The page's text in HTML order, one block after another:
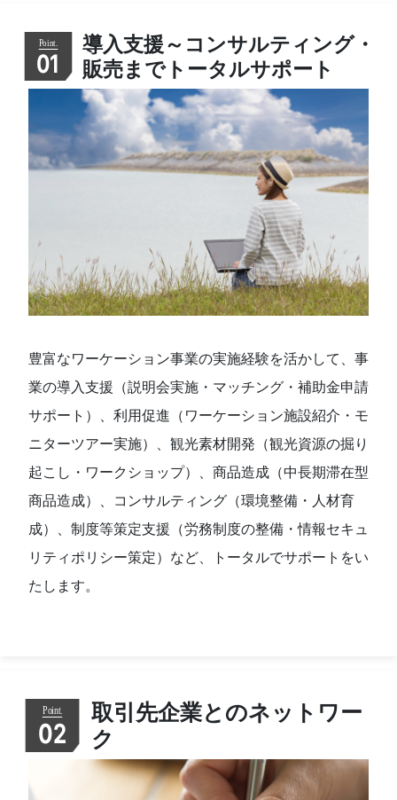
01
導入支援～コンサルティング・
販売までトータルサポート
豊富なワーケーション事業の実施経験を活かして、事
業の導入支援（説明会実施・マッチング・補助金申請
サポート）、利用促進（ワーケーション施設紹介・モ
ニターツアー実施）、観光素材開発（観光資源の掘り
起こし・ワークショップ）、商品造成（中長期滞在型
商品造成）、コンサルティング（環境整備・人材育
成）、制度等策定支援（労務制度の整備・情報セキュ
リティポリシー策定）など、トータルでサポートをい
たします。
02
取引先企業とのネットワー
ク